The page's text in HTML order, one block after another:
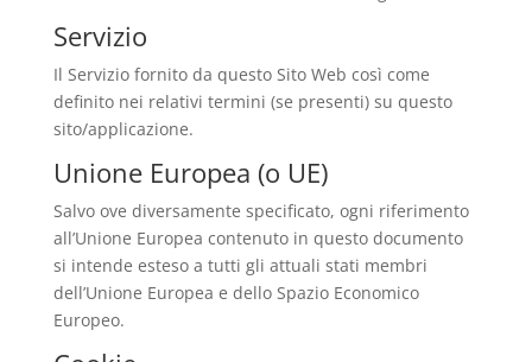
Servizio
Il Servizio fornito da questo Sito Web così come
definito nei relativi termini (se presenti) su questo
sito/applicazione.
Unione Europea (o UE)
Salvo ove diversamente specificato, ogni riferimento
all’Unione Europea contenuto in questo documento
si intende esteso a tutti gli attuali stati membri
dell’Unione Europea e dello Spazio Economico
Europeo.